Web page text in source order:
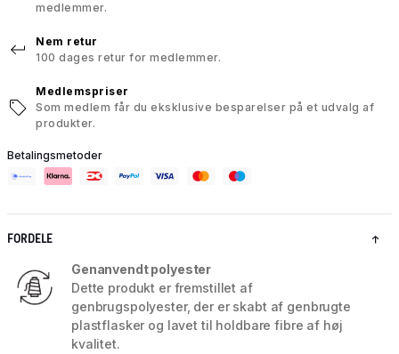
medlemmer.
Nem retur
100 dages retur for medlemmer.
Medlemspriser
Som medlem får du eksklusive besparelser på et udvalg af
produkter.
Betalingsmetoder
FORDELE
Genanvendt polyester
Dette produkt er fremstillet af
genbrugspolyester, der er skabt af genbrugte
plastflasker og lavet til holdbare fibre af høj
kvalitet.